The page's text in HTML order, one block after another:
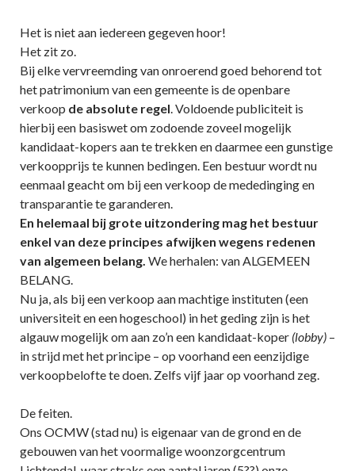
Het is niet aan iedereen gegeven hoor!
Het zit zo.
Bij elke vervreemding van onroerend goed behorend tot
het patrimonium van een gemeente is de openbare
verkoop de absolute regel. Voldoende publiciteit is
hierbij een basiswet om zodoende zoveel mogelijk
kandidaat-kopers aan te trekken en daarmee een gunstige
verkoopprijs te kunnen bedingen. Een bestuur wordt nu
eenmaal geacht om bij een verkoop de mededinging en
transparantie te garanderen.
En helemaal bij grote uitzondering mag het bestuur
enkel van deze principes afwijken wegens redenen
van algemeen belang. We herhalen: van ALGEMEEN
BELANG.
Nu ja, als bij een verkoop aan machtige instituten (een
universiteit en een hogeschool) in het geding zijn is het
algauw mogelijk om aan zo’n een kandidaat-koper (lobby) –
in strijd met het principe – op voorhand een eenzijdige
verkoopbelofte te doen. Zelfs vijf jaar op voorhand zeg.
De feiten.
Ons OCMW (stad nu) is eigenaar van de grond en de
gebouwen van het voormalige woonzorgcentrum